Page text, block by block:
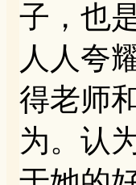
子，也
人人夸
得老师
为。认